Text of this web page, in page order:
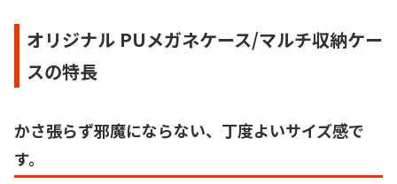
オリジナル PUメガネケース/マルチ収納ケー
スの特長
かさ張らず邪魔にならない、丁度よいサイズ感で
す。